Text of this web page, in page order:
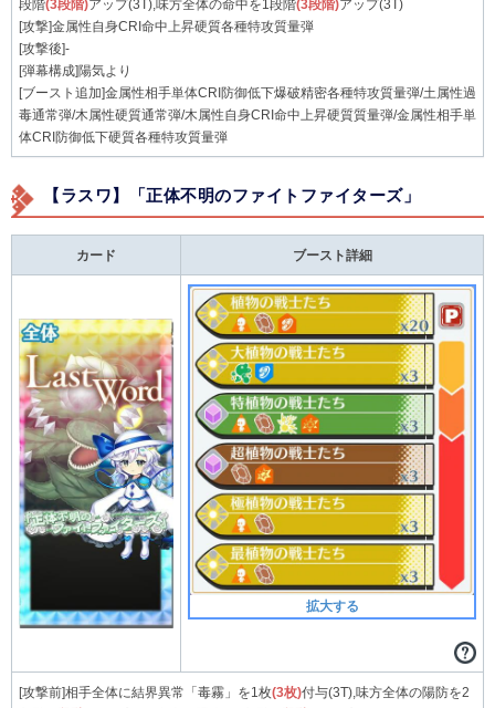
段階(3段階)アップ(3T),味方全体の命中を1段階(3段階)アップ(3T)
[攻撃]金属性自身CRI命中上昇硬質各種特攻質量弾
[攻撃後]-
[弾幕構成]陽気より
[ブースト追加]金属性相手単体CRI防御低下爆破精密各種特攻質量弾/土属性過
毒通常弾/木属性硬質通常弾/木属性自身CRI命中上昇硬質質量弾/金属性相手単
体CRI防御低下硬質各種特攻質量弾
【ラスワ】「正体不明のファイトファイターズ」
カード ブースト詳細
拡大する
[攻撃前]相手全体に結界異常「毒霧」を1枚(3枚)付与(3T),味方全体の陽防を2